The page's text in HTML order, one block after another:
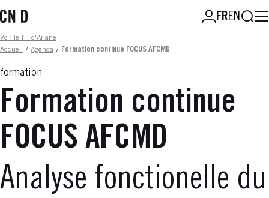
au
principal
FREN
Fil d'ariane
Voir le Fil d'Ariane
Accueil
/ Agenda / Formation continue FOCUS AFCMD
formation
Formation continue
FOCUS AFCMD
Analyse fonctionelle du